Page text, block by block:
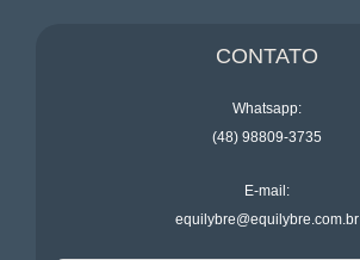
CONTATO
Whatsapp:
(48) 98809-3735
E-mail:
equilybre@equilybre.com.br